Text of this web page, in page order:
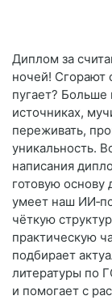
Диплом за
ночей! Сгорают
пугает?
источниках,
переживать,
уникальность.
написания
готовую основу
умеет наш
чёткую
практическую
подбирает
литературы по
и помогает с